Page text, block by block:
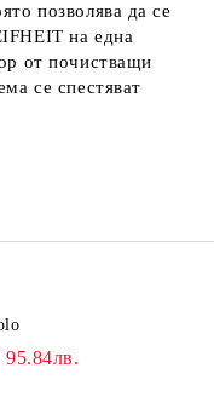
позволява да се
на една
от почистващи
се спестяват
95.84лв.